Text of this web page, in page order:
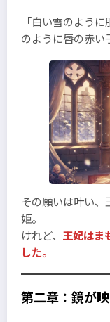
「白い雪のよう
のように唇の赤い
その願いは叶い、
姫。
けれど、 王妃はま
した。
第二章：鏡が